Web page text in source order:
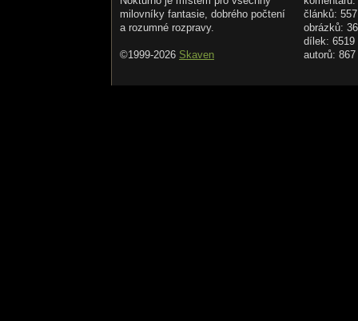
milovníky fantasie, dobrého počtení
a rozumné rozpravy.
©1999-2026 Skaven
článků: 557
obrázků:
dílek: 6519
autorů: 867